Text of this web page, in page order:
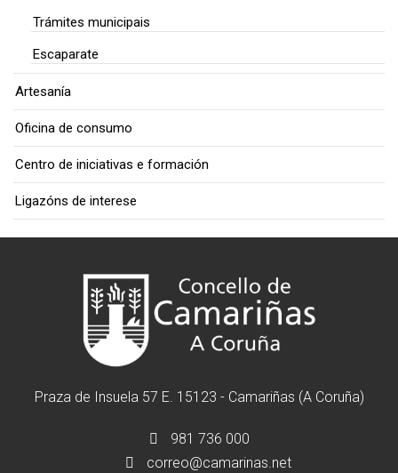
Trámites municipais
Escaparate
Artesanía
Oficina de consumo
Centro de iniciativas e formación
Ligazóns de interese
Praza de Insuela 57 E. 15123 - Camariñas (A Coruña)
981 736 000
correo@camarinas.net